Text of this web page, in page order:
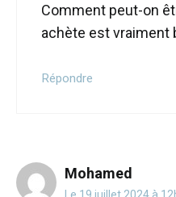
Comment peut-on
achète est vraiment
Répondre
Mohamed
Le 19 juillet 2024 à